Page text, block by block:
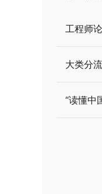
工程师
大类分
“读懂中